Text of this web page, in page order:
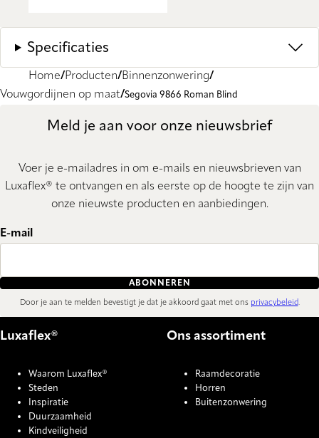
Specificaties
Home Producten Binnenzonwering
Vouwgordijnen op maat Segovia 9866 Roman Blind
Meld je aan voor onze nieuwsbrief
Voer je e-mailadres in om e-mails en nieuwsbrieven van
Luxaflex® te ontvangen en als eerste op de hoogte te zijn van
onze nieuwste producten en aanbiedingen.
E-mail
ABONNEREN
Door je aan te melden bevestigt je dat je akkoord gaat met ons privacybeleid.
Luxaflex®
Waarom Luxaflex®
Steden
Inspiratie
Duurzaamheid
Kindveiligheid
Ons assortiment
Raamdecoratie
Horren
Buitenzonwering